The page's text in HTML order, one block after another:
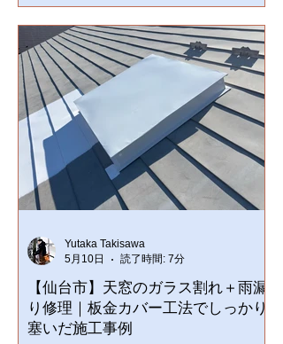
り・屋根修理にお困りなら瀧澤屋根工業へ。現地調査・
お見積り無料。
【仙台市】天窓のガラス割れ＋雨漏
り修理｜板金カバー工法でしっかり
塞いだ施工事例
Yutaka Takisawa
5月10日
読了時間: 7分